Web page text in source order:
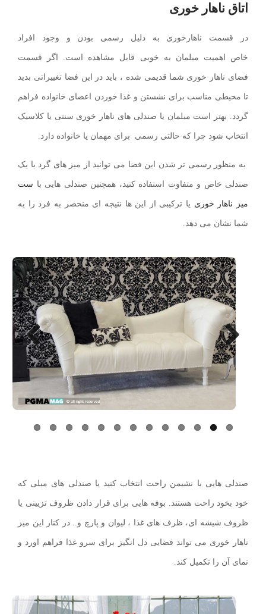
اتاق ناهار خوری
در قسمت ناهارخوری به دلیل رسمی بودن و وجود افراد
خاص اهمیت مبلمان به خوبی قابل مشاهده است. اگر قسمت
فضای ناهار خوری شما قدیمی شده ، باید در این فضا تغییراتی بدید
تا محیطی مناسب برای نشستن و غذا خوردن اعضای خانواده فراهم
گردد. بهتر است مبلمان یا صندلی های ناهار خوری سنتی یا کلاسیک
انتخاب شود چرا که حالتی رسمی برای مهمان یا خانواده دارد.
به منظور رسمی تر شدن این فضا می توانید از میز های گرد با یک
صندلی خاص و متفاوت استفاده کنید، همچنین صندلی هایی با ست
میز ناهار خوری یا ترکیبی از این ها نتیجه ای منحصر به فرد را به
شما نشان می دهد.
Previo
us
Next
صندلی هایی با نشیمن راحت انتخاب کنید یا صندلی های مبلی که
خود بخود راحت هستند. بوفه هایی برای قرار دادن ظروف تزیینی یا
ظروف شیشه ای، ظرف های غذا ، لیوان و پارچ و.. در کنار این میز
ناهار خوری می تواند فضایی دل انگیز برای سرو غذا فراهم اورد و
نمای آن را تکمیل کند.